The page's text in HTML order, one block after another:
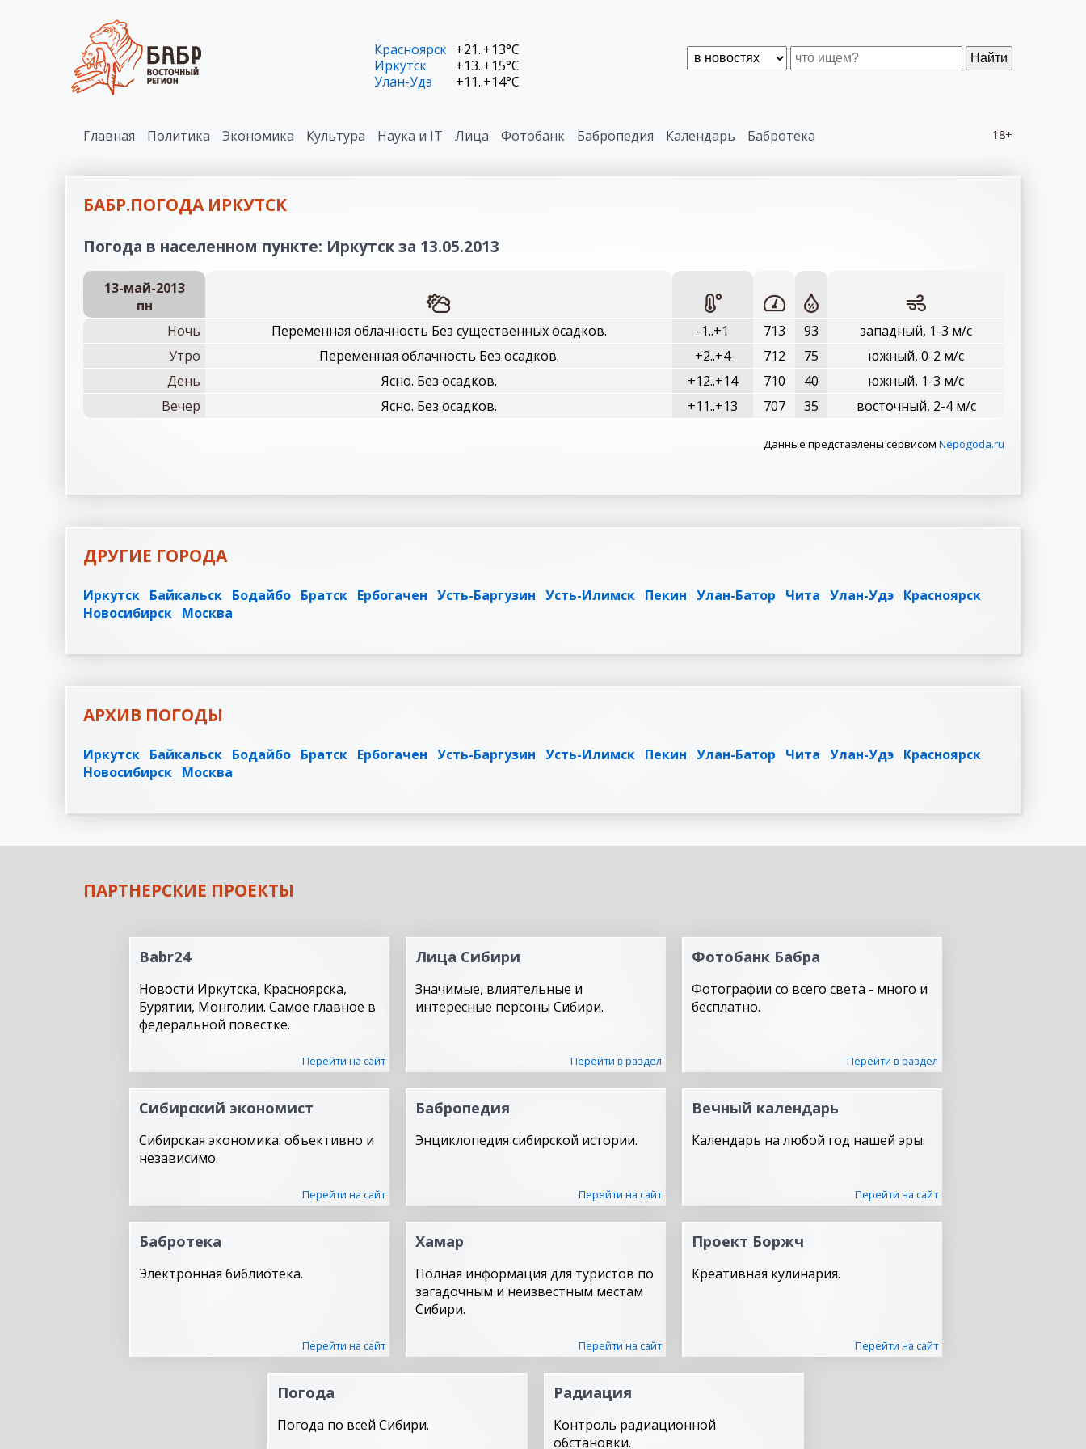
Найти
Красноярск +21..+13°C
Иркутск
+13..+15°C
Улан-Удэ
+11..+14°C
18+
Главная Политика Экономика Культура Наука и IT Лица Фотобанк Бабропедия Календарь Бабротека
БАБР.ПОГОДА ИРКУТСК
Погода в населенном пункте: Иркутск за 13.05.2013
13-май-2013
пн
Ночь
Переменная облачность Без существенных осадков. -1..+1 713 93
западный, 1-3 м/с
Утро
Переменная облачность Без осадков. +2..+4 712 75
южный, 0-2 м/с
День
Ясно. Без осадков. +12..+14 710 40
южный, 1-3 м/с
Вечер
Ясно. Без осадков. +11..+13 707 35 восточный, 2-4 м/с
Данные представлены сервисом Nepogoda.ru
ДРУГИЕ ГОРОДА
Иркутск Байкальск Бодайбо Братск Ербогачен Усть-Баргузин Усть-Илимск Пекин Улан-Батор Чита Улан-Удэ Красноярск
Новосибирск Москва
АРХИВ ПОГОДЫ
Иркутск Байкальск Бодайбо Братск Ербогачен Усть-Баргузин Усть-Илимск Пекин Улан-Батор Чита Улан-Удэ Красноярск
Новосибирск Москва
ПАРТНЕРСКИЕ ПРОЕКТЫ
Babr24
Новости Иркутска, Красноярска,
Бурятии, Монголии. Самое главное в
федеральной повестке.
Перейти на сайт
Лица Сибири
Значимые, влиятельные и
интересные персоны Сибири.
Перейти в раздел
Фотобанк Бабра
Фотографии со всего света - много и
бесплатно.
Перейти в раздел
Сибирский экономист
Сибирская экономика: объективно и
независимо.
Перейти на сайт
Бабропедия
Энциклопедия сибирской истории.
Перейти на сайт
Вечный календарь
Календарь на любой год нашей эры.
Перейти на сайт
Бабротека
Электронная библиотека.
Перейти на сайт
Хамар
Полная информация для туристов по
загадочным и неизвестным местам
Сибири.
Перейти на сайт
Проект Боржч
Креативная кулинария.
Перейти на сайт
Погода
Погода по всей Сибири.
Радиация
Контроль радиационной
обстановки.